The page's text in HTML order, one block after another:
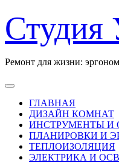
к
содержанию
Студия
Ремонт для жизни:
ГЛАВНАЯ
ДИЗАЙН КОМНАТ
ИНСТРУМЕНТЫ И
ПЛАНИРОВКИ И
ТЕПЛОИЗОЛЯЦИЯ
ЭЛЕКТРИКА И